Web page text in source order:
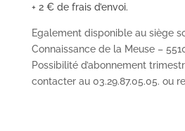
+ 2 € de frais d’envoi.
Egalement disponible au siège
Connaissance de la Meuse –
Possibilité d’abonnement
contacter au 03.29.87.05.05. ou